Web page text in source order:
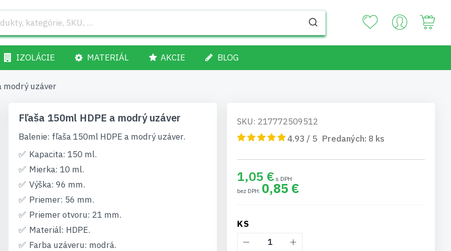
IZOLÁCIE MATERIÁL AKCIE BLOG
modrý uzáver
Fľaša 150ml HDPE a modrý uzáver
Balenie: fľaša 150ml HDPE a modrý uzáver.
Kapacita: 150 ml.
Mierka: 10 ml.
Výška: 96 mm.
Priemer: 56 mm.
Priemer otvoru: 21 mm.
Materiál: HDPE.
Farba uzáveru: modrá.
SKU: 217772509512
4.93 / 5 Predaných: 8 ks
1,05 €
0,85 €
KS